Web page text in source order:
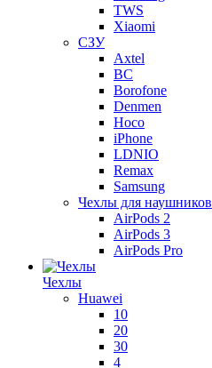
TWS
Xiaomi
СЗУ
Axtel
BC
Borofone
Denmen
Hoco
iPhone
LDNIO
Remax
Samsung
Чехлы для наушников
AirPods 2
AirPods 3
AirPods Pro
Чехлы
Huawei
10
20
30
4